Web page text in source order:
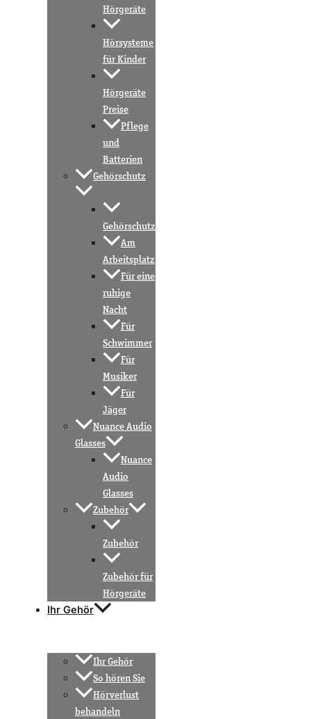
Hörgeräte
Hörsysteme
für Kinder
Hörgeräte
Preise
Pflege
und
Batterien
Gehörschutz
Gehörschutz
Am
Arbeitsplatz
Für eine
ruhige
Nacht
Für
Schwimmer
Für
Musiker
Für
Jäger
Nuance Audio
Glasses
Nuance
Audio
Glasses
Zubehör
Zubehör
Zubehör für
Hörgeräte
Ihr Gehör
Ihr Gehör
So hören Sie
Hörverlust
behandeln